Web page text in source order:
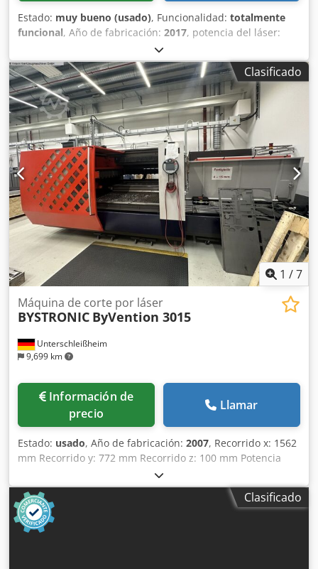
Estado: muy bueno (usado), Funcionalidad: totalmente
funcional, Año de fabricación: 2017, potencia del láser:
, espesor chapa acero (máx.):
chapa de aluminio (máx.):15 mm, espesor de chapa latón
(máx.):8 mm, longitud total:3,000 mm, rango de trabajo:
1,500 mm, Equipamiento:barrera fotoeléctrica de
seguridad, Bystronic BySprint Fiber 3015, 4000W
Chedpfxoup Tfcj Ag Dja Área máxima de corte: Eje X: 3048
mm, Eje Y: 1524 mm, Eje Z: 70 mmTamaño nominal de la
chapa: 1500 x 3000Materiales y espesores máximos de los
materiales a cortar: Acero 20 mm, Acero inoxidable 15 mm,
Aluminio 15 mm, Latón y cobre 8 mm.Precisión de corte:
0,1 mmPrecisión de corte: 0,05 mmPeso máximo de la
pieza: 890 kg
Clasificado
1 /7
Unterschleißheim
9,699 km
Máquina de corte por láser
BYSTRONIC ByVention 3015
Información de
precio
Llamar
Estado: usado, Año de fabricación: 2007, Recorrido x: 1562
mm Recorrido y: 772 mm Recorrido z: 100 mm Potencia
láser en vatios: 2200 Velocidad de posicionamiento x 100 /
y 100 m/min. Área de trabajo 3000 x 1500 mm Protección
en la línea: 80 A Potencia conectada: 37 kVA Peso de la
máquina aprox. 13,5 t Dimensiones requeridas aprox. 13,5
x 2,2 x 5,60 m Láser CO2 ByLaser 2200M Extracción de
Clasificado